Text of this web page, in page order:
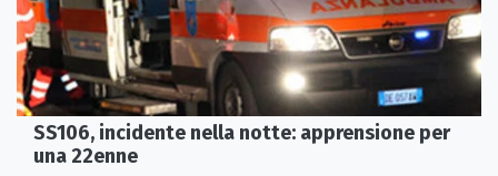
SS106, incidente nella notte: apprensione per
una 22enne